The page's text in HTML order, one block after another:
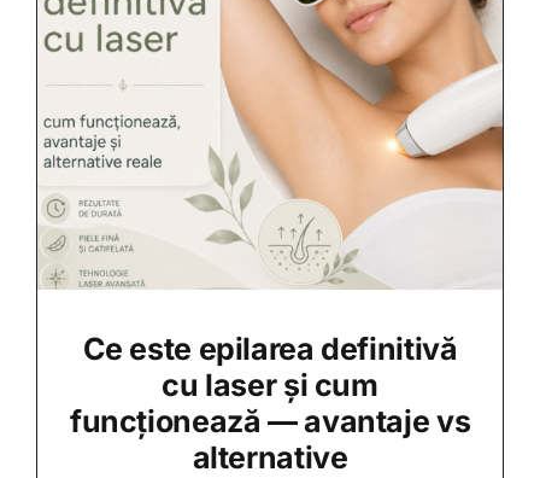
Ce este epilarea definitivă
cu laser și cum
funcționează — avantaje vs
alternative